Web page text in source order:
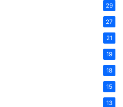
29
27
21
19
18
15
13